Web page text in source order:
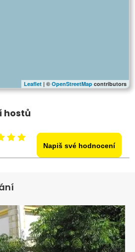
Leaflet | ©OpenStreetMap contributors
hostů
Napiš své hodnocení